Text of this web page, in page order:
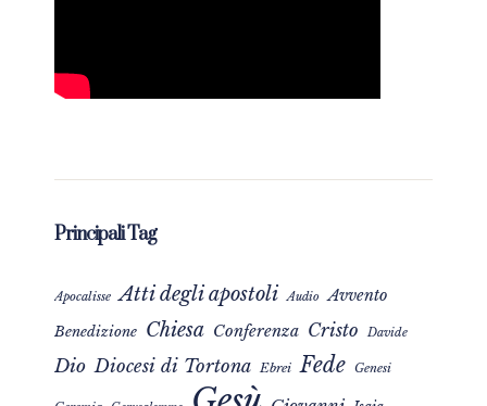
Principali Tag
Apocalisse Atti degli apostoli Audio Avvento
Benedizione Chiesa Conferenza Cristo Davide
Dio Diocesi di Tortona Ebrei Fede Genesi